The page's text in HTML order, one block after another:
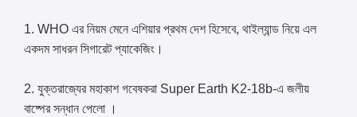
1. WHO এর নিয়ম মেনে এশিয়ার প্রথম দেশ হিসেবে, থাইল্যান্ড নিয়ে এল
একদম সাধরন সিগারেট প্যাকেজিং।
2. যুক্তরাজ্যের মহাকাশ গবেষকরা Super Earth K2-18b-এ জলীয়
বাষ্পের সন্ধান পেলো ।